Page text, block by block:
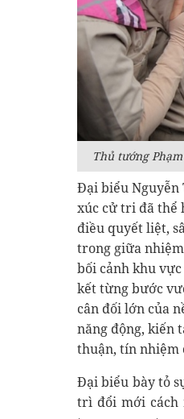
Thủ tướng
Đại biểu Nguyễn
xúc cử tri đã thể
điều quyết liệt,
trong giữa
bối cảnh khu
kết từng bước
cân đối lớn của
năng động, kiến
thuận, tín nhiệm
Đại biểu bày tỏ
trì đổi mới cách